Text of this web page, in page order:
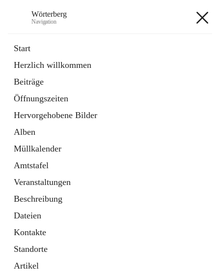
Wörterberg
Navigation
Start
Herzlich willkommen
Beiträge
Öffnungszeiten
Hervorgehobene Bilder
Alben
Müllkalender
Amtstafel
Veranstaltungen
Beschreibung
Dateien
Kontakte
Standorte
Artikel
5 Schnellzugriffe
Bürgerservice
9 Schnellzugriffe